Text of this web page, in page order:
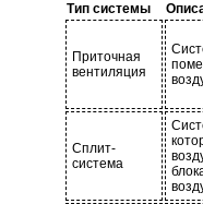
Тип системы
Приточная
вентиляция
Сплит-
система